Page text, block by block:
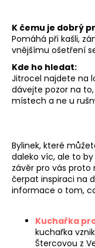
K čemu je dobrý
Pomáhá při kašli,
vnějšímu ošetření
Kde ho hledat:
Jitrocel najdete na
dávejte pozor na
místech a ne u
Bylinek, které
daleko víc, ale to
závěr pro vás
čerpat inspiraci na
informace o tom,
Kuchařka
kuchařka
Štercovou z